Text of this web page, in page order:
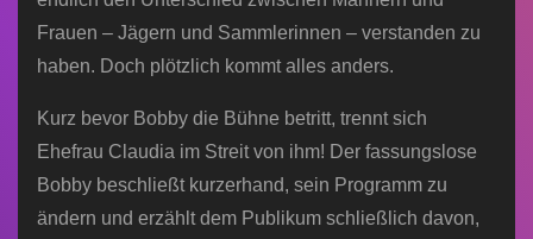
Frauen – Jägern und Sammlerinnen – verstanden zu
haben. Doch plötzlich kommt alles anders.
Kurz bevor Bobby die Bühne betritt, trennt sich
Ehefrau Claudia im Streit von ihm! Der fassungslose
Bobby beschließt kurzerhand, sein Programm zu
ändern und erzählt dem Publikum schließlich davon,